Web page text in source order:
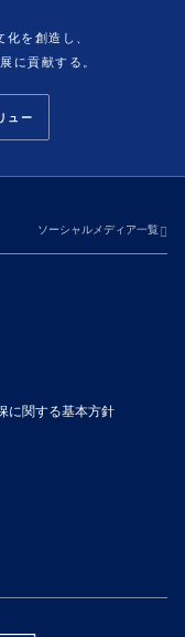
を創造し、
に貢献する。
ュー
ソーシャルメディア一覧
に関する基本方針